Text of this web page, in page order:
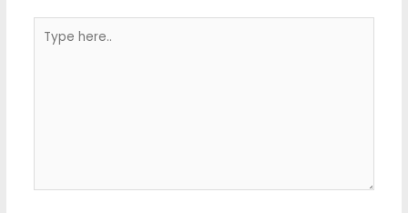
here..